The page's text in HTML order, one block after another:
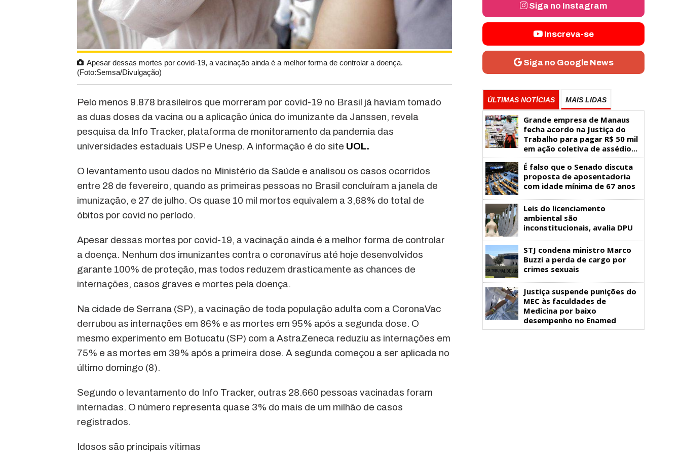
Apesar dessas mortes por covid-19, a vacinação ainda é a melhor forma de controlar a doença.
(Foto:Semsa/Divulgação)
Pelo menos 9.878 brasileiros que morreram por covid-19 no Brasil já haviam tomado
as duas doses da vacina ou a aplicação única do imunizante da Janssen, revela
pesquisa da Info Tracker, plataforma de monitoramento da pandemia das
universidades estaduais USP e Unesp. A informação é do site UOL.
O levantamento usou dados no Ministério da Saúde e analisou os casos ocorridos
entre 28 de fevereiro, quando as primeiras pessoas no Brasil concluíram a janela de
imunização, e 27 de julho. Os quase 10 mil mortos equivalem a 3,68% do total de
óbitos por covid no período.
Apesar dessas mortes por covid-19, a vacinação ainda é a melhor forma de controlar
a doença. Nenhum dos imunizantes contra o coronavírus até hoje desenvolvidos
garante 100% de proteção, mas todos reduzem drasticamente as chances de
internações, casos graves e mortes pela doença.
Na cidade de Serrana (SP), a vacinação de toda população adulta com a CoronaVac
derrubou as internações em 86% e as mortes em 95% após a segunda dose. O
mesmo experimento em Botucatu (SP) com a AstraZeneca reduziu as internações em
75% e as mortes em 39% após a primeira dose. A segunda começou a ser aplicada no
último domingo (8).
Segundo o levantamento do Info Tracker, outras 28.660 pessoas vacinadas foram
internadas. O número representa quase 3% do mais de um milhão de casos
registrados.
Idosos são principais vítimas
Siga no Instagram
Inscreva-se
Siga no Google News
ÚLTIMAS NOTÍCIAS MAIS LIDAS
Grande empresa de Manaus
fecha acordo na Justiça do
Trabalho para pagar R$ 50 mil
em ação coletiva de assédio...
É falso que o Senado discuta
proposta de aposentadoria
com idade mínima de 67 anos
Leis do licenciamento
ambiental são
inconstitucionais, avalia DPU
STJ condena ministro Marco
Buzzi a perda de cargo por
crimes sexuais
Justiça suspende punições do
MEC às faculdades de
Medicina por baixo
desempenho no Enamed